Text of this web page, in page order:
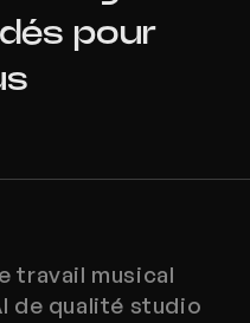
pour
travail musical
de qualité studio